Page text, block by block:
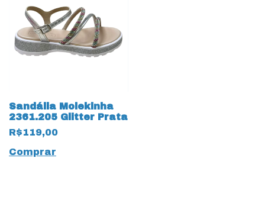
Sandália Molekinha
2361.205 Glitter Prata
R$119,00
Comprar